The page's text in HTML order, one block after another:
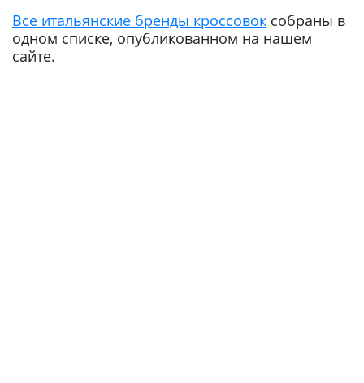
Все итальянские бренды кроссовок собраны в
одном списке, опубликованном на нашем
сайте.